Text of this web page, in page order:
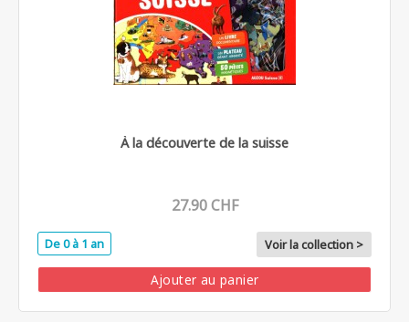
À la découverte de la suisse
27.90 CHF
De 0 à 1 an Voir la collection >
Ajouter au panier